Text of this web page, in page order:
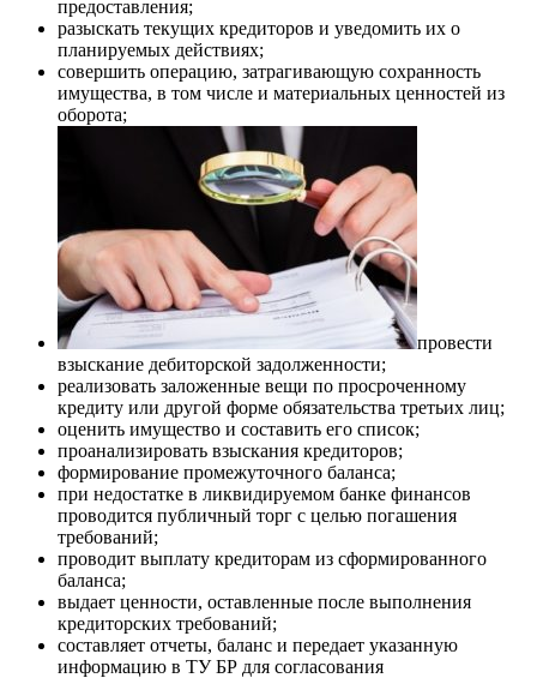
предоставления;
разыскать текущих кредиторов и уведомить их о
планируемых действиях;
совершить операцию, затрагивающую сохранность
имущества, в том числе и материальных ценностей из
оборота;
провести
взыскание дебиторской задолженности;
реализовать заложенные вещи по просроченному
кредиту или другой форме обязательства третьих лиц;
оценить имущество и составить его список;
проанализировать взыскания кредиторов;
формирование промежуточного баланса;
при недостатке в ликвидируемом банке финансов
проводится публичный торг с целью погашения
требований;
проводит выплату кредиторам из сформированного
баланса;
выдает ценности, оставленные после выполнения
кредиторских требований;
составляет отчеты, баланс и передает указанную
информацию в ТУ БР для согласования